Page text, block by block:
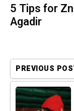
5 Tips for
Agadir
PREVIOUS